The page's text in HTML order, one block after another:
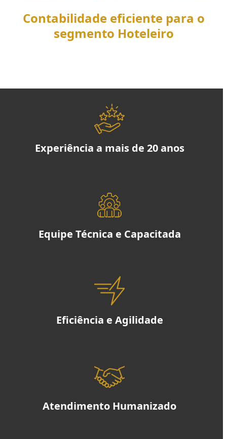
Contabilidade eficiente para o
segmento Hoteleiro
Experiência a mais de 20 anos
Equipe Técnica e Capacitada
Eficiência e Agilidade
Atendimento Humanizado